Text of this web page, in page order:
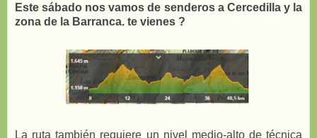
Este sábado nos vamos de senderos a Cercedilla y la
zona de la Barranca. te vienes ?
La ruta también requiere un nivel medio-alto de técnica